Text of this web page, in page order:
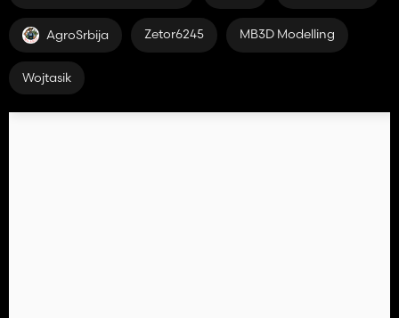
AgroSrbija Zetor6245 MB3D Modelling
Wojtasik